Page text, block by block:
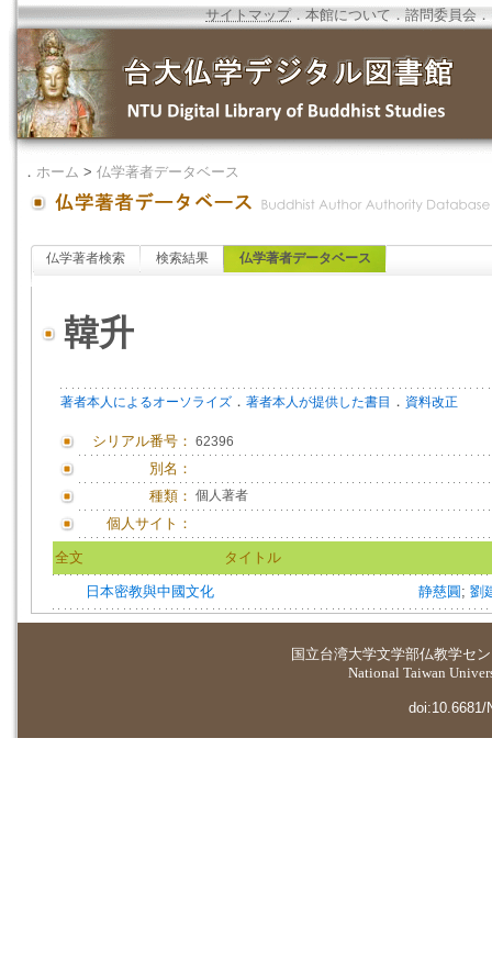
サイトマップ．本館について ．諮問委員会 ．
． ホーム > 仏学著者データベース
仏学著者検索 検索結果 仏学著者データベース
韓升
著者本人によるオーソライズ ． 著者本人が提供した書目 ． 資料改正
シリアル番号： 62396
別名：
種類： 個人著者
個人サイト：
全文 タイトル
日本密教與中國文化 静慈圓 ; 劉
国立台湾大学文学部仏教学セ
National Taiwan
doi:10.6681/